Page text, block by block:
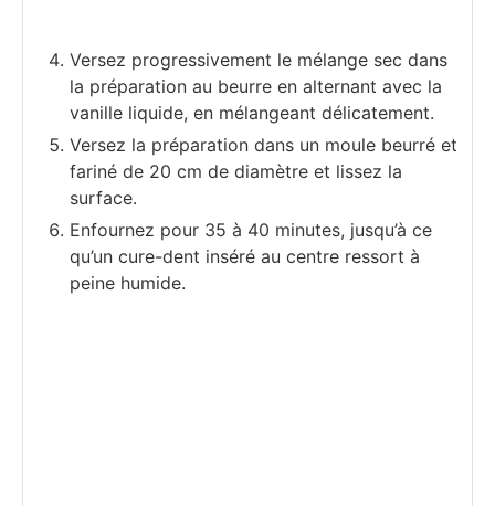
Versez progressivement le mélange sec dans
la préparation au beurre en alternant avec la
vanille liquide, en mélangeant délicatement.
Versez la préparation dans un moule beurré et
fariné de 20 cm de diamètre et lissez la
surface.
Enfournez pour 35 à 40 minutes, jusqu’à ce
qu’un cure-dent inséré au centre ressort à
peine humide.